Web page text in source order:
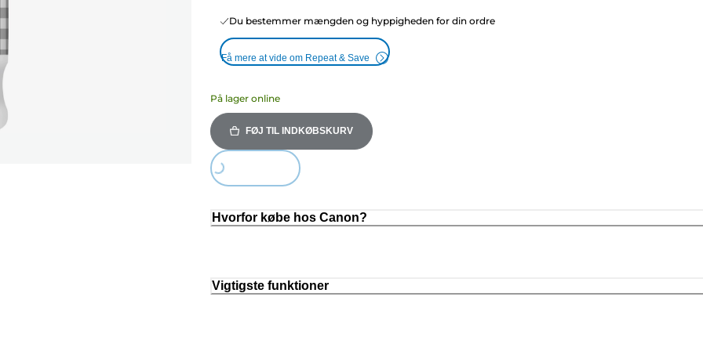
Du bestemmer mængden og hyppigheden for din ordre
Få mere at vide om Repeat & Save
På lager online
FØJ TIL INDKØBSKURV
Loading...
Hvorfor købe hos Canon?
Vigtigste funktioner